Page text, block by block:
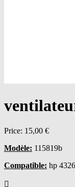
Price: 15,00 €
Modèle: 115819b
Compatible: hp
